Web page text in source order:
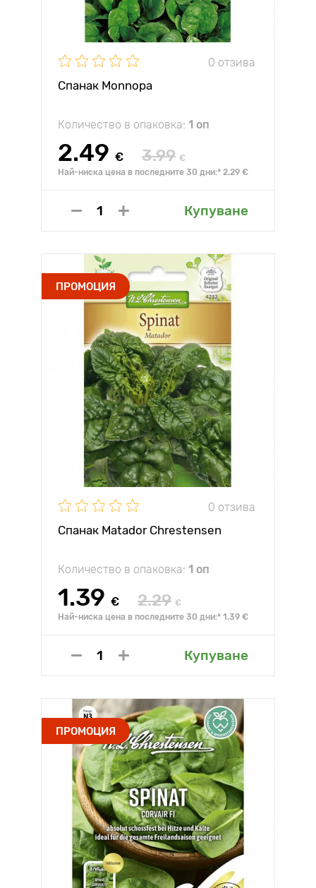
0 отзива
Спанак Monnopa
Количество в опаковка: 1 оп
2.49 € 3.99 €
Най-ниска цена в последните 30 дни:* 2.29 €
Купуване
ПРОМОЦИЯ
0 отзива
Спанак Matador Chrestensen
Количество в опаковка: 1 оп
1.39 € 2.29 €
Най-ниска цена в последните 30 дни:* 1.39 €
Купуване
ПРОМОЦИЯ